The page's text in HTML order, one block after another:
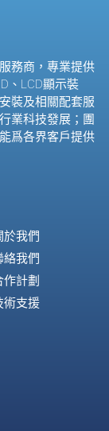
務商，專業提供
、 LCD顯示裝
裝及相關配套服
業科技發展；團
爲各界客戶提供
於我們
絡我們
作計劃
術支援